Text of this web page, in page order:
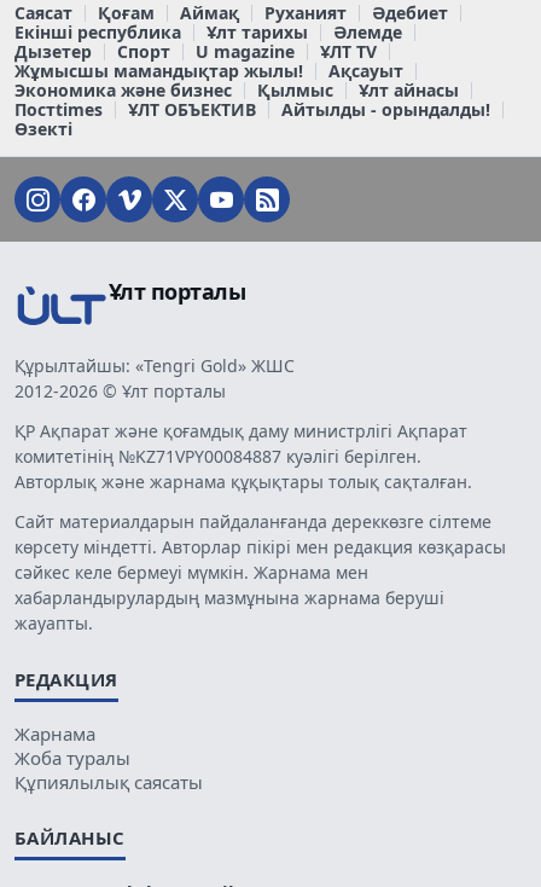
Саясат Қоғам Аймақ Руханият
Әдебиет
Екінші республика
Ұлт тарихы
Әлемде
Дызетер
Спорт U magazine
ҰЛТ TV
Жұмысшы мамандықтар жылы!
Ақсауыт
Экономика және бизнес
Қылмыс
Ұлт айнасы
Постtimes
ҰЛТ ОБЪЕКТИВ
Айтылды - орындалды!
Өзекті
Ұлт порталы
Құрылтайшы: «Tengri Gold» ЖШС
2012-2026 © Ұлт порталы
ҚР Ақпарат және қоғамдық даму министрлігі Ақпарат
комитетінің №KZ71VPY00084887 куәлігі берілген.
Авторлық және жарнама құқықтары толық сақталған.
Сайт материалдарын пайдаланғанда дереккөзге сілтеме
көрсету міндетті. Авторлар пікірі мен редакция көзқарасы
сәйкес келе бермеуі мүмкін. Жарнама мен
хабарландырулардың мазмұнына жарнама беруші
жауапты.
РЕДАКЦИЯ
Жарнама
Жоба туралы
Құпиялылық саясаты
БАЙЛАНЫС